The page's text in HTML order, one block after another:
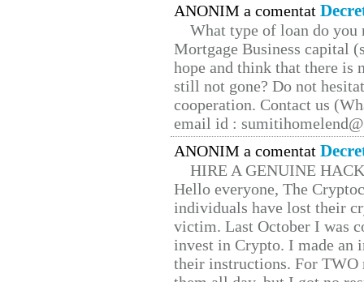
ANONIM a comentat
What type of loan do you
Mortgage Business capital
hope and think that there is
still not gone? Do not
cooperation. Contact us
email id :
ANONIM a comentat
HIRE A GENUINE
Hello everyone, The
individuals have lost their
victim. Last October I was
invest in Crypto. I made
their instructions. For TWO